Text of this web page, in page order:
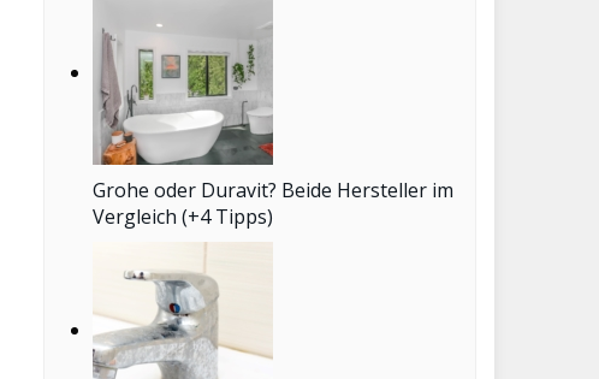
Grohe oder Duravit? Beide Hersteller im
Vergleich (+4 Tipps)